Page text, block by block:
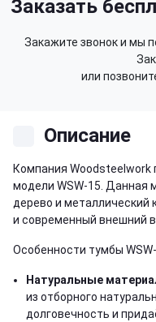
Заказать
Закажите звонок и мы
или
Описание
Компания Woodsteelwork
модели WSW-15. Данная
дерево и металлический
и современный внешний
Особенности тумбы
Натуральные
из отборного
долговечность и